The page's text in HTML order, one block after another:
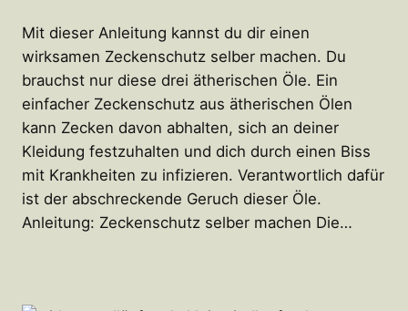
Mit dieser Anleitung kannst du dir einen
wirksamen Zeckenschutz selber machen. Du
brauchst nur diese drei ätherischen Öle. Ein
einfacher Zeckenschutz aus ätherischen Ölen
kann Zecken davon abhalten, sich an deiner
Kleidung festzuhalten und dich durch einen Biss
mit Krankheiten zu infizieren. Verantwortlich dafür
ist der abschreckende Geruch dieser Öle.
Anleitung: Zeckenschutz selber machen Die…